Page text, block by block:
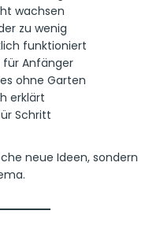
wachsen
zu wenig
funktioniert
Anfänger
ohne Garten
erklärt
Schritt
neue Ideen, sondern